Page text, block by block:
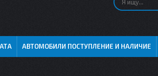
АВТОМОБИЛИ ПОСТУПЛЕНИЕ И НАЛИЧИЕ